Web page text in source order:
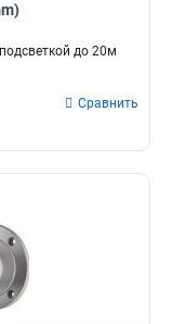
до 20м
Сравнить